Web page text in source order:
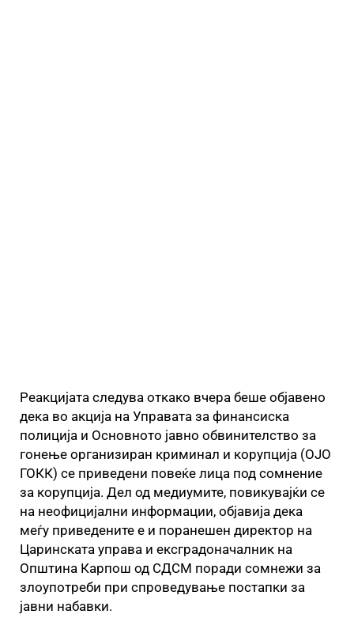
Реакцијата следува откако вчера беше објавено
дека во акција на Управата за финансиска
полиција и Основното јавно обвинителство за
гонење организиран криминал и корупција (ОЈО
ГОКК) се приведени повеќе лица под сомнение
за корупција. Дел од медиумите, повикувајќи се
на неофицијални информации, објавија дека
меѓу приведените е и поранешен директор на
Царинската управа и ексградоначалник на
Општина Карпош од СДСМ поради сомнежи за
злоупотреби при спроведување постапки за
јавни набавки.